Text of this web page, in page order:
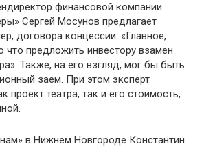
финансовой компании
Сергей Мосунов предлагает
договора концессии: «Главное,
предложить инвестору взамен
Также, на его взгляд, мог бы быть
заем. При этом эксперт
проект театра, так и его стоимость,
в Нижнем Новгороде Константин